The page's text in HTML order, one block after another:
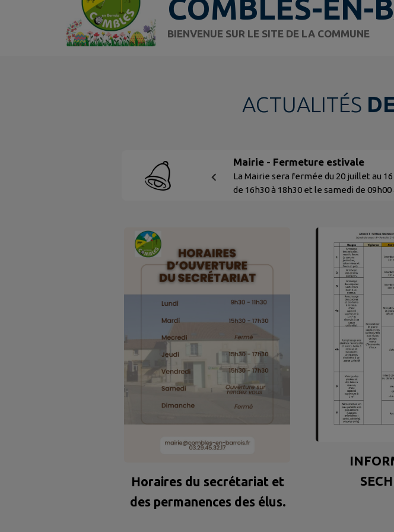
COMBLES-EN-
BIENVENUE SUR LE SITE DE LA COMMUNE
ACTUALITÉS
Mairie - Fermeture estivale
La Mairie sera fermée du 20 juillet au
de 16h30 à 18h30 et le samedi de
Horaires du secrétariat et
des permanences des élus.